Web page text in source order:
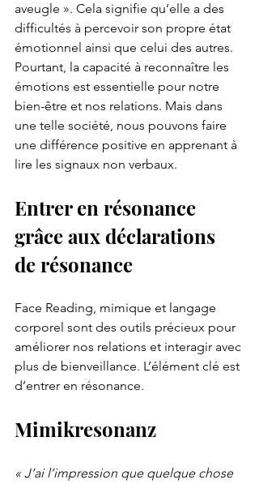
aveugle ». Cela signifie qu’elle a des
difficultés à percevoir son propre état
émotionnel ainsi que celui des autres.
Pourtant, la capacité à reconnaître les
émotions est essentielle pour notre
bien-être et nos relations. Mais dans
une telle société, nous pouvons faire
une différence positive en apprenant à
lire les signaux non verbaux.
Entrer en résonance
grâce aux déclarations
de résonance
Face Reading, mimique et langage
corporel sont des outils précieux pour
améliorer nos relations et interagir avec
plus de bienveillance. L’élément clé est
d’entrer en résonance.
Mimikresonanz
« J’ai l’impression que quelque chose